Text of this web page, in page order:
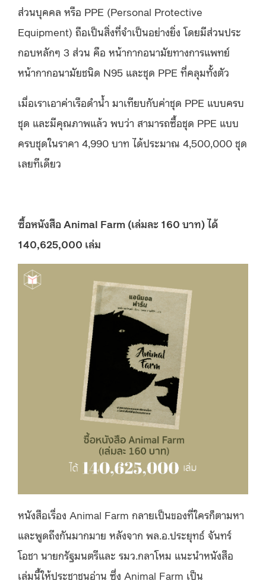
ส่วนบุคคล หรือ PPE (Personal Protective
Equipment) ถือเป็นสิ่งที่จำเป็นอย่างยิ่ง โดยมีส่วนประ
กอบหลักๆ 3 ส่วน คือ หน้ากากอนามัยทางการแพทย์
หน้ากากอนามัยชนิด N95 และชุด PPE ที่คลุมทั้งตัว
เมื่อเราเอาค่าเรือดำน้ำ มาเทียบกับค่าชุด PPE แบบครบ
ชุด และมีคุณภาพแล้ว พบว่า สามารถซื้อชุด PPE แบบ
ครบชุดในราคา 4,990 บาท ได้ประมาณ 4,500,000 ชุด
เลยทีเดียว
ซื้อหนังสือ Animal Farm (เล่มละ 160 บาท) ได้
140,625,000 เล่ม
หนังสือเรื่อง Animal Farm กลายเป็นของที่ใครก็ตามหา
และพูดถึงกันมากมาย หลังจาก พล.อ.ประยุทธ์ จันทร์
โอชา นายกรัฐมนตรีและ รมว.กลาโหม แนะนำหนังสือ
เล่มนี้ให้ประชาชนอ่าน ซึ่ง Animal Farm เป็น